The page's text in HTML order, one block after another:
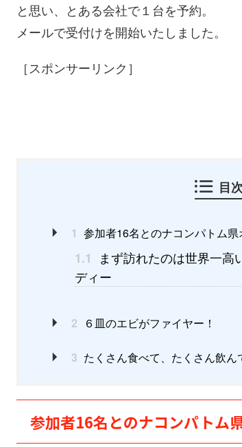
と思い、とある会社で１台を予約。
メールで受付けを開始いたしました。
［スポンサーリンク］
目
1 参加者16名とのナコンパトム県
1.1
まず訪れたのは世界一高
ディー
2 ６皿のエビがファイヤー！
3 たくさん食べて、たくさん飲ん
参加者16名とのナコンパトム